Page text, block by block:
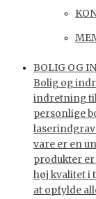
BOLIG OG
Bolig og
indretning
personlige
vare er en
produkter er
høj kvalitet i
at opfylde